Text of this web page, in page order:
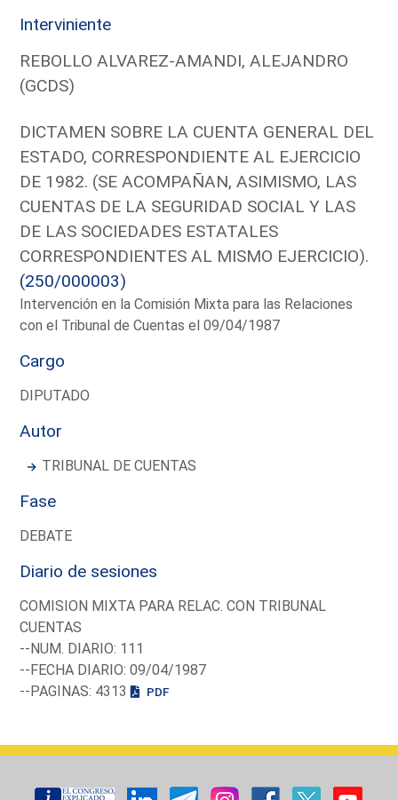
Interviniente
REBOLLO ALVAREZ-AMANDI, ALEJANDRO
(GCDS)
DICTAMEN SOBRE LA CUENTA GENERAL DEL
ESTADO, CORRESPONDIENTE AL EJERCICIO
DE 1982. (SE ACOMPAÑAN, ASIMISMO, LAS
CUENTAS DE LA SEGURIDAD SOCIAL Y LAS
DE LAS SOCIEDADES ESTATALES
CORRESPONDIENTES AL MISMO EJERCICIO).
(250/000003)
Intervención en la Comisión Mixta para las Relaciones
con el Tribunal de Cuentas el 09/04/1987
Cargo
DIPUTADO
Autor
TRIBUNAL DE CUENTAS
Fase
DEBATE
Diario de sesiones
COMISION MIXTA PARA RELAC. CON TRIBUNAL
CUENTAS
--NUM. DIARIO: 111
--FECHA DIARIO: 09/04/1987
--PAGINAS: 4313
PDF